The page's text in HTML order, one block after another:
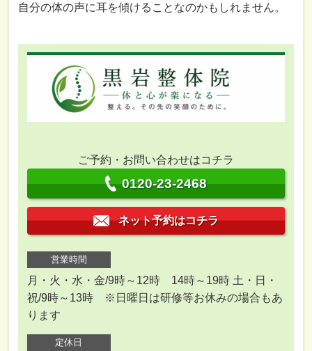
自分の体の声に耳を傾けることなのかもしれません。
ご予約・お問い合わせはコチラ
0120-23-2468
ネット予約はコチラ
営業時間
月・火・水・金/9時～12時 14時～19時 土・日・
祝/9時～13時 ※日曜日は研修等お休みの場合もあ
ります
定休日